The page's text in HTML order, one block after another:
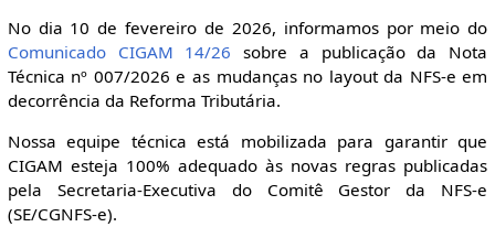
No dia 10 de fevereiro de 2026, informamos por meio do
Comunicado CIGAM 14/26 sobre a publicação da Nota
Técnica nº 007/2026 e as mudanças no layout da NFS-e em
decorrência da Reforma Tributária.
Nossa equipe técnica está mobilizada para garantir que
CIGAM esteja 100% adequado às novas regras publicadas
pela Secretaria-Executiva do Comitê Gestor da NFS-e
(SE/CGNFS-e).